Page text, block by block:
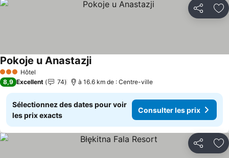
Partager
3 ÉtoilesHôtel
Pokoje u Anastazji
8,9 Excellent 74 à 16.6 km de : Centre-ville
Sélectionnez des dates pour voir
les prix exacts
Consulter les prix
Partager